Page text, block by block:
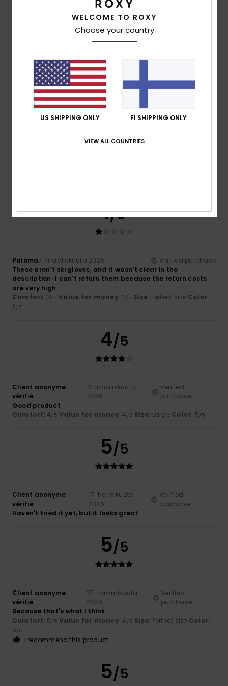
8. huhtikuuta 2026
Too good-looking, too comfortable
Value for money: 5/5 Size
I recommend this product
4
12. maaliskuuta 2026
1/5
Paloma7. maaliskuuta 2026
Verified purchase
These aren't ski gloves, and it wasn't clear in the
description; I can't return them because the return costs
are very high
Comfort: 3/5 Value for money: 2 /5 Size: Perfect size Color:
3/5
4/5
Client anonyme
vérifié
3. maaliskuuta
2026
Verified
purchase
Good product
Comfort: 4/5 Value for money: 4 /5 Size: Large Color: 5/5
5/5
Client anonyme
vérifié
17. helmikuuta
2026
Verified
purchase
Haven't tried it yet, but it looks great
5/5
Client anonyme
vérifié
27. tammikuuta
2026
Verified
purchase
Because that's what I think.
Comfort: 5/5 Value for money: 4 /5 Size: Perfect size Color:
5/5
I recommend this product
5/5
WELCOME TO ROXY
Choose your country
US SHIPPING ONLY FI SHIPPING ONLY
VIEW ALL COUNTRIES